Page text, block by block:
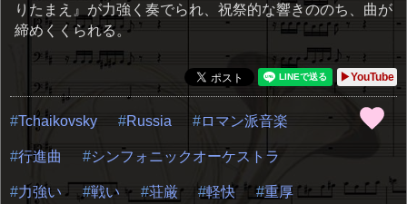
りたまえ』が力強く奏でられ、祝祭的な響きののち、曲が
締めくくられる。
▶YouTube
Tchaikovsky Russia ロマン派音楽
行進曲 シンフォニックオーケストラ
力強い 戦い 荘厳 軽快 重厚